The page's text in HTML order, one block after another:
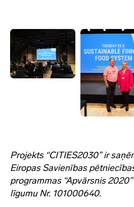
Projekts “CITIES2030” ir
Eiropas Savienības
programmas “Apvārsnis
līgumu Nr. 101000640.